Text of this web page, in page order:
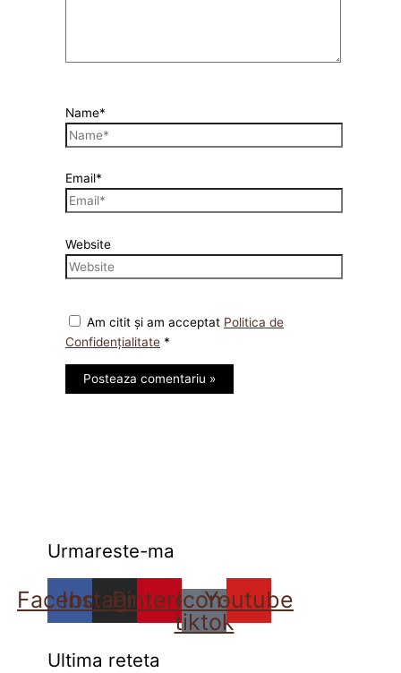
Name*
Email*
Website
Am citit și am acceptat Politica de
Confidențialitate *
Urmareste-ma
Facebook
Instagram
Pinterest
Icon-
tiktok
Youtube
Ultima reteta